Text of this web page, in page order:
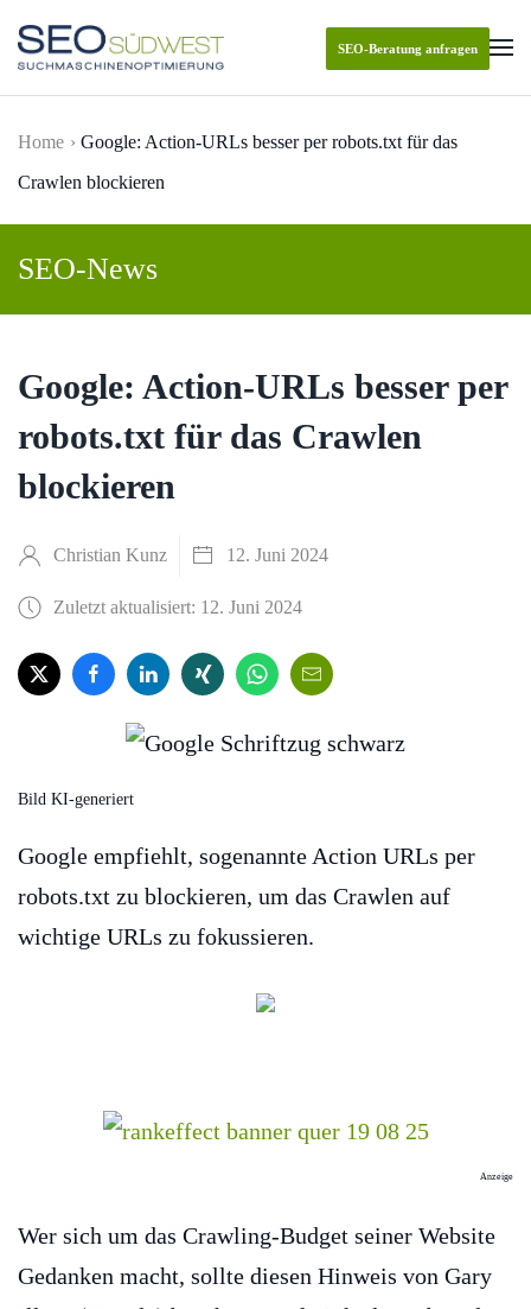
Skip to main content
SEO-Beratung anfragen
Home
Google: Action-URLs besser per robots.txt für das
Crawlen blockieren
SEO-News
Google: Action-URLs besser per
robots.txt für das Crawlen
blockieren
Christian Kunz 12. Juni 2024
Zuletzt aktualisiert: 12. Juni 2024
Bild KI-generiert
Google empfiehlt, sogenannte Action URLs per
robots.txt zu blockieren, um das Crawlen auf
wichtige URLs zu fokussieren.
Anzeige
Wer sich um das Crawling-Budget seiner Website
Gedanken macht, sollte diesen Hinweis von Gary